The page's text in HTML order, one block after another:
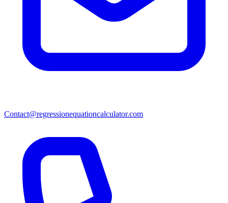
Contact@regressionequationcalculator.com